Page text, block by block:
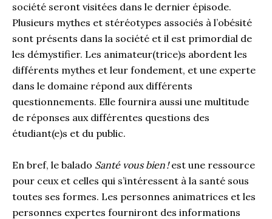
société seront visitées dans le dernier épisode.
Plusieurs mythes et stéréotypes associés à l’obésité
sont présents dans la société et il est primordial de
les démystifier. Les animateur(trice)s abordent les
différents mythes et leur fondement, et une experte
dans le domaine répond aux différents
questionnements. Elle fournira aussi une multitude
de réponses aux différentes questions des
étudiant(e)s et du public.
En bref, le balado Santé vous bien!est une ressource
pour ceux et celles qui s’intéressent à la santé sous
toutes ses formes. Les personnes animatrices et les
personnes expertes fourniront des informations